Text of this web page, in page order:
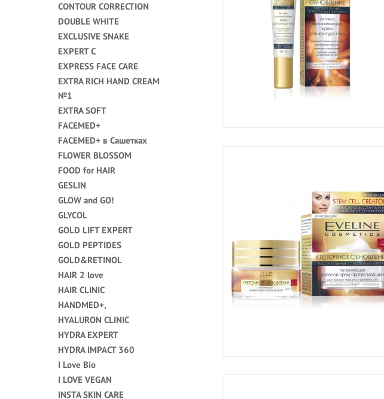
CONTOUR CORRECTION
DOUBLE WHITE
EXCLUSIVE SNAKE
EXPERT C
EXPRESS FACE CARE
EXTRA RICH HAND CREAM
№1
EXTRA SOFT
FACEMED+
FACEMED+ в Сашетках
FLOWER BLOSSOM
FOOD for HAIR
GESLIN
GLOW and GO!
GLYCOL
GOLD LIFT EXPERT
GOLD PEPTIDES
GOLD&RETINOL
HAIR 2 love
HAIR CLINIC
HANDMED+,
HYALURON CLINIC
HYDRA EXPERT
HYDRA IMPACT 360
I Love Bio
I LOVE VEGAN
INSTA SKIN CARE